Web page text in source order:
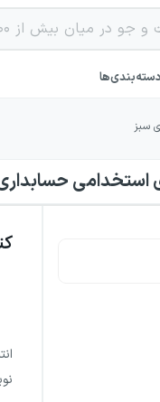
دسته‌بندی‌ها
سبز
استخدامی